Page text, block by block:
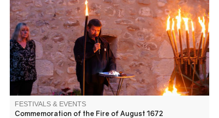
Almost entirely ravaged by a violent fire that claimed
many victims, Colmars celebrates this tragedy in memory
of its inhabitants who paid with their lives. A torchlight
procession and an account of the fire punctuate this
evening of remembrance.
FESTIVALS & EVENTS
Commemoration of the Fire of August 1672